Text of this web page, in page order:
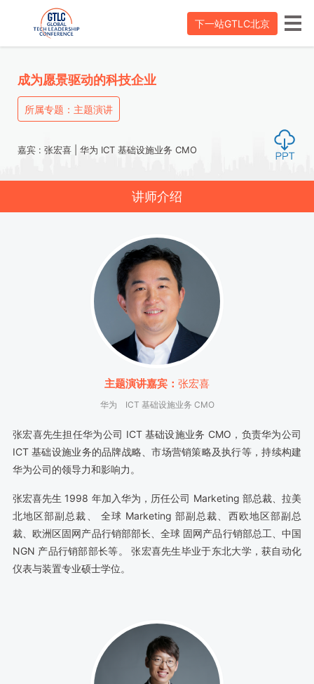
下一站GTLC北京
成为愿景驱动的科技企业
所属专题：主题演讲
嘉宾 : 张宏喜 | 华为 ICT 基础设施业务 CMO
讲师介绍
主题演讲嘉宾： 张宏喜
华为 ICT 基础设施业务 CMO
张宏喜先生担任华为公司 ICT 基础设施业务 CMO，负责华为公司
ICT 基础设施业务的品牌战略、市场营销策略及执行等，持续构建
华为公司的领导力和影响力。
张宏喜先生 1998 年加入华为，历任公司 Marketing 部总裁、拉美
北地区部副总裁、 全球 Marketing 部副总裁、西欧地区部副总
裁、欧洲区固网产品行销部部长、全球 固网产品行销部总工、中国
NGN 产品行销部部长等。 张宏喜先生毕业于东北大学，获自动化
仪表与装置专业硕士学位。